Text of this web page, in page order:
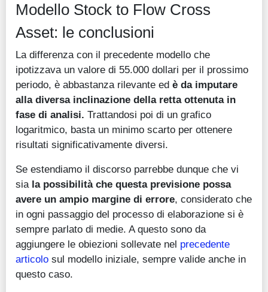
Modello Stock to Flow Cross
Asset: le conclusioni
La differenza con il precedente modello che
ipotizzava un valore di 55.000 dollari per il prossimo
periodo, è abbastanza rilevante ed è da imputare
alla diversa inclinazione della retta ottenuta in
fase di analisi. Trattandosi poi di un grafico
logaritmico, basta un minimo scarto per ottenere
risultati significativamente diversi.
Se estendiamo il discorso parrebbe dunque che vi
sia la possibilità che questa previsione possa
avere un ampio margine di errore, considerato che
in ogni passaggio del processo di elaborazione si è
sempre parlato di medie. A questo sono da
aggiungere le obiezioni sollevate nel precedente
articolo sul modello iniziale, sempre valide anche in
questo caso.